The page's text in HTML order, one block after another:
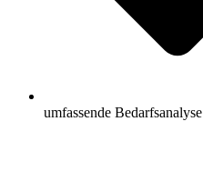
umfassende Bedarfsanalyse